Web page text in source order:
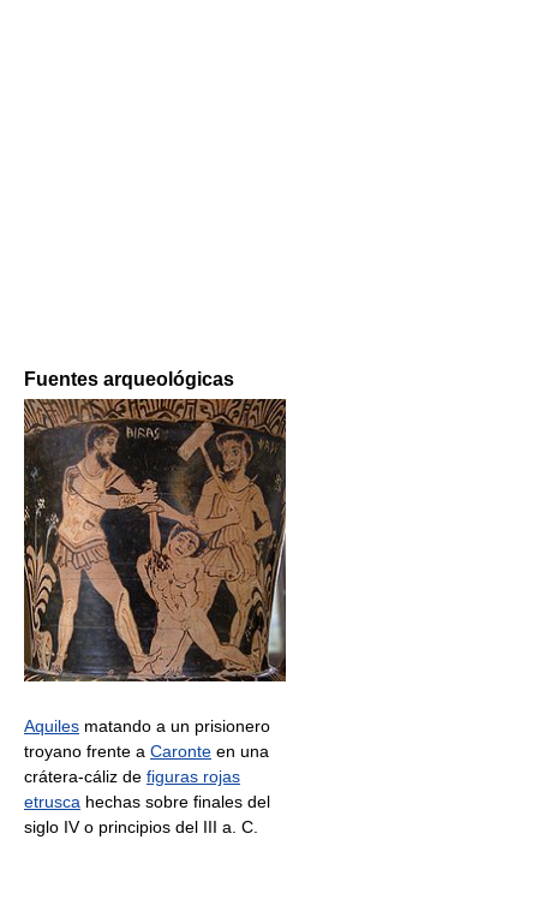
Fuentes arqueológicas
Aquiles matando a un prisionero
troyano frente a Caronte en una
crátera-cáliz de figuras rojas
etrusca hechas sobre finales del
siglo IV o principios del III a. C.